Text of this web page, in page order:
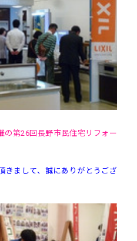
の第26回長野市民住宅リフォー
きまして、誠にありがとうござ